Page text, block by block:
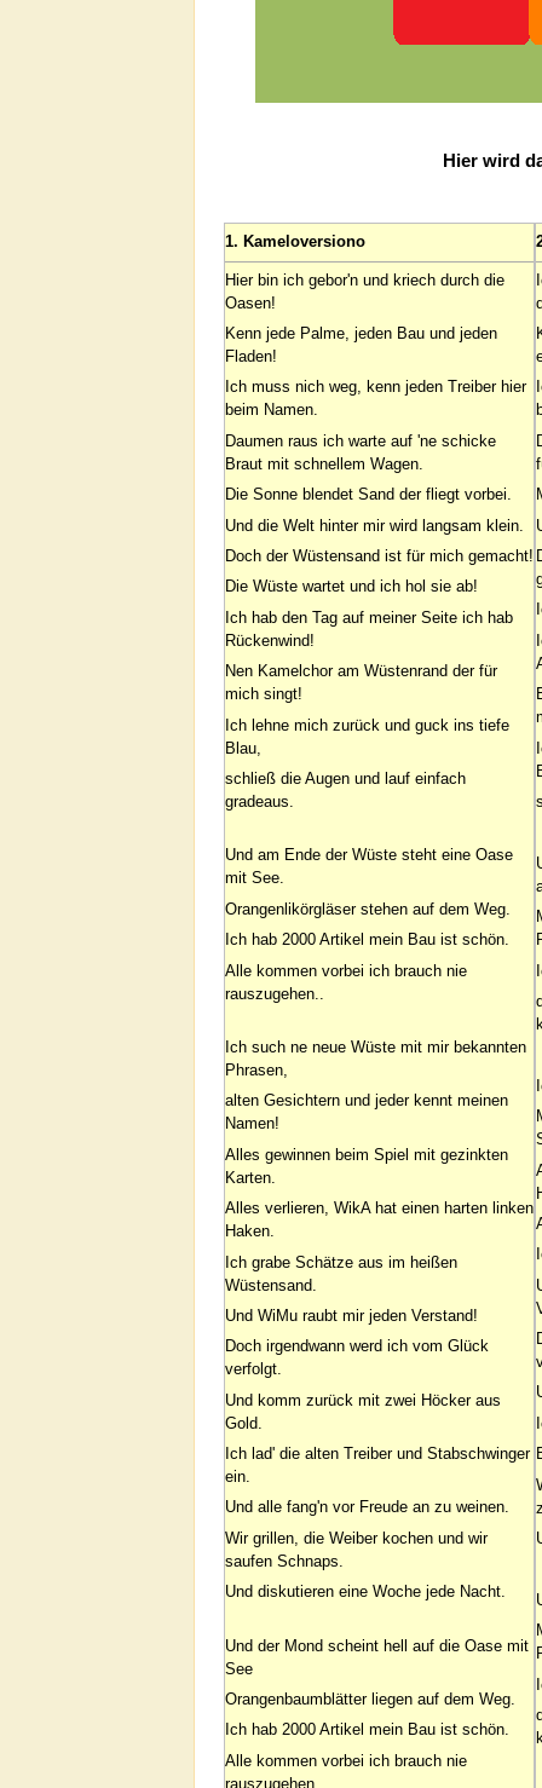
Hier wird
1. Kameloversiono
Hier bin ich gebor'n und kriech durch die
Oasen!
Kenn jede Palme, jeden Bau und jeden
Fladen!
Ich muss nich weg, kenn jeden Treiber hier
beim Namen.
Daumen raus ich warte auf 'ne schicke
Braut mit schnellem Wagen.
Die Sonne blendet Sand der fliegt vorbei.
Und die Welt hinter mir wird langsam klein.
Doch der Wüstensand ist für mich gemacht!
Die Wüste wartet und ich hol sie ab!
Ich hab den Tag auf meiner Seite ich hab
Rückenwind!
Nen Kamelchor am Wüstenrand der für
mich singt!
Ich lehne mich zurück und guck ins tiefe
Blau,
schließ die Augen und lauf einfach
gradeaus.
Und am Ende der Wüste steht eine Oase
mit See.
Orangenlikörgläser stehen auf dem Weg.
Ich hab 2000 Artikel mein Bau ist schön.
Alle kommen vorbei ich brauch nie
rauszugehen..
Ich such ne neue Wüste mit mir bekannten
Phrasen,
alten Gesichtern und jeder kennt meinen
Namen!
Alles gewinnen beim Spiel mit gezinkten
Karten.
Alles verlieren, WikA hat einen harten linken
Haken.
Ich grabe Schätze aus im heißen
Wüstensand.
Und WiMu raubt mir jeden Verstand!
Doch irgendwann werd ich vom Glück
verfolgt.
Und komm zurück mit zwei Höcker aus
Gold.
Ich lad' die alten Treiber und Stabschwinger
ein.
Und alle fang'n vor Freude an zu weinen.
Wir grillen, die Weiber kochen und wir
saufen Schnaps.
Und diskutieren eine Woche jede Nacht.
Und der Mond scheint hell auf die Oase mit
See
Orangenbaumblätter liegen auf dem Weg.
Ich hab 2000 Artikel mein Bau ist schön.
Alle kommen vorbei ich brauch nie
rauszugehen.